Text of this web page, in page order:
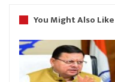
You Might Also Like